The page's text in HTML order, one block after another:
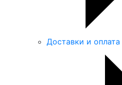
Доставки и оплата